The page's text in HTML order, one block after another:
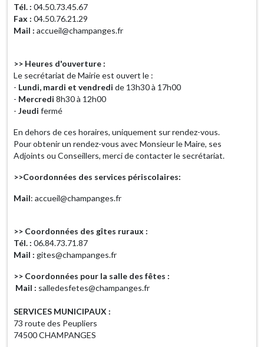
Tél. : 04.50.73.45.67
Fax : 04.50.76.21.29
Mail : accueil@champanges.fr
>> Heures d'ouverture :
Le secrétariat de Mairie est ouvert le :
- Lundi, mardi et vendredi de 13h30 à 17h00
- Mercredi 8h30 à 12h00
- Jeudi fermé
En dehors de ces horaires, uniquement sur rendez-vous.
Pour obtenir un rendez-vous avec Monsieur le Maire, ses
Adjoints ou Conseillers, merci de contacter le secrétariat.
>>Coordonnées des services périscolaires:
Mail: accueil@champanges.fr
>> Coordonnées des gîtes ruraux :
Tél. : 06.84.73.71.87
Mail : gites@champanges.fr
>> Coordonnées pour la salle des fêtes :
Mail : salledesfetes@champanges.fr
SERVICES MUNICIPAUX :
73 route des Peupliers
74500 CHAMPANGES